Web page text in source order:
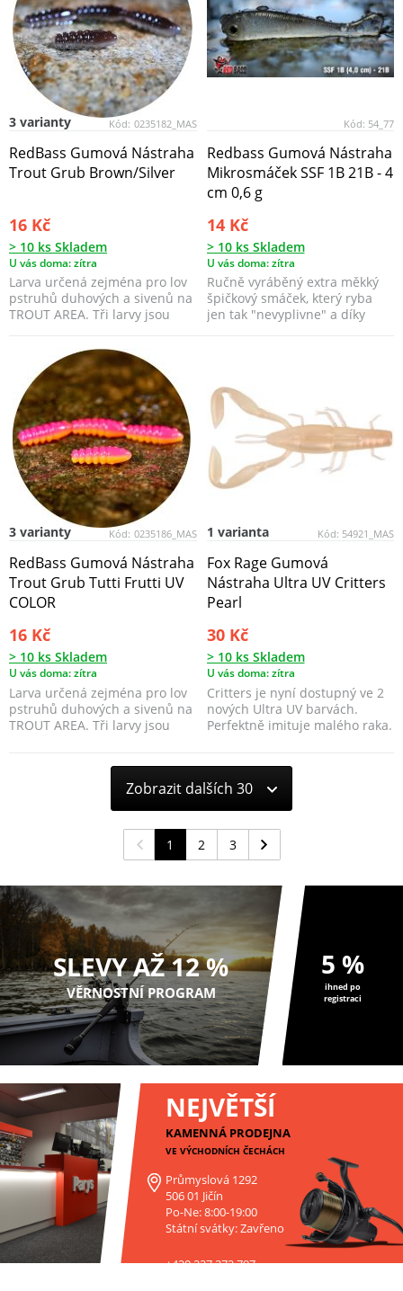
Kód: 0235182_MAS
3 varianty
RedBass Gumová Nástraha
Trout Grub Brown/Silver
16 Kč
> 10 ks Skladem
U vás doma: zítra
Larva určená zejména pro lov
pstruhů duhových a sivenů na
TROUT AREA. Tři larvy jsou
Kód: 54_77
Redbass Gumová Nástraha
Mikrosmáček SSF 1B 21B - 4
cm 0,6 g
14 Kč
> 10 ks Skladem
U vás doma: zítra
Ručně vyráběný extra měkký
špičkový smáček, který ryba
jen tak "nevyplivne" a díky
Kód: 0235186_MAS
3 varianty
RedBass Gumová Nástraha
Trout Grub Tutti Frutti UV
COLOR
16 Kč
> 10 ks Skladem
U vás doma: zítra
Larva určená zejména pro lov
pstruhů duhových a sivenů na
TROUT AREA. Tři larvy jsou
Kód: 54921_MAS
1 varianta
Fox Rage Gumová
Nástraha Ultra UV Critters
Pearl
30 Kč
> 10 ks Skladem
U vás doma: zítra
Critters je nyní dostupný ve 2
nových Ultra UV barvách.
Perfektně imituje malého raka.
Zobrazit dalších 30
1 2 3
SLEVY AŽ 12 %
VĚRNOSTNÍ PROGRAM
5 %
ihned po
registraci
NEJVĚTŠÍ
KAMENNÁ PRODEJNA
VE VÝCHODNÍCH ČECHÁCH
Průmyslová 1292
506 01 Jičín
Po-Ne: 8:00-19:00
Státní svátky: Zavřeno
+420 227 272 797